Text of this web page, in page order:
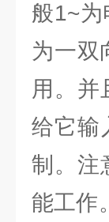
般1~
为一双
用。并
给它输
制。注
能工作